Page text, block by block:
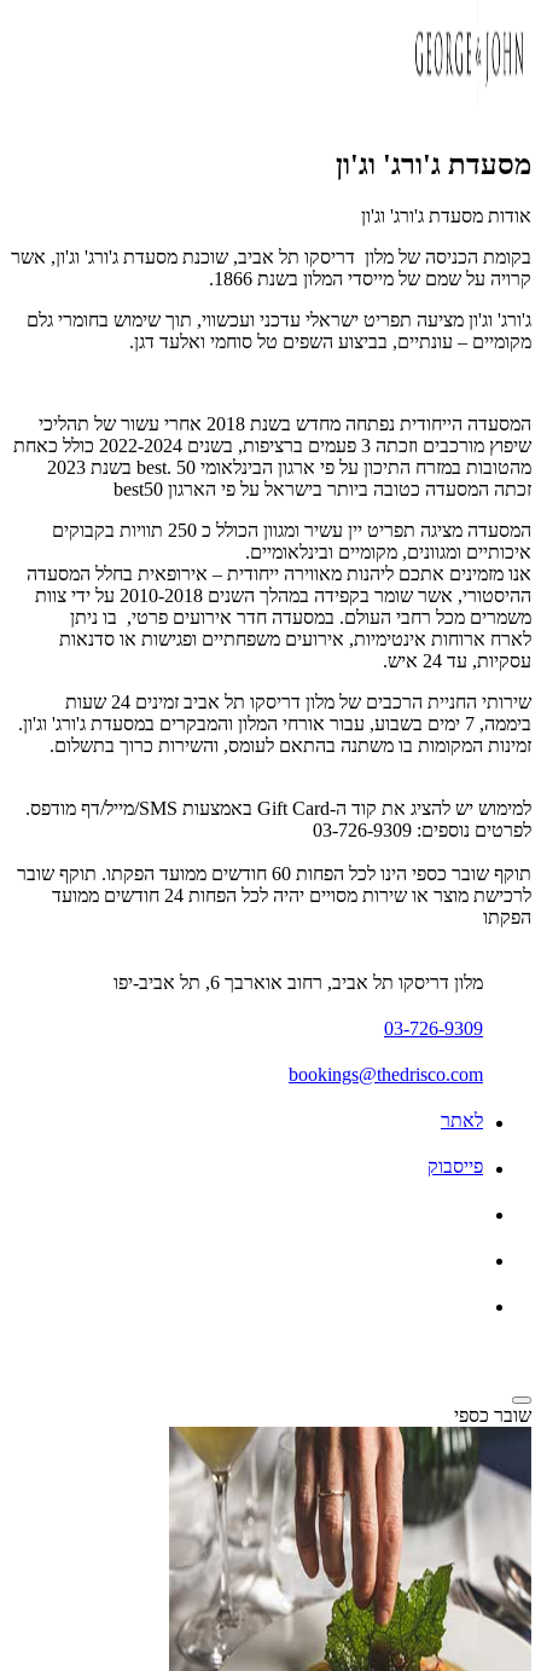
מסעדת ג'ורג' וג'ון
אודות מסעדת ג'ורג' וג'ון
בקומת הכניסה של מלון דריסקו תל אביב, שוכנת מסעדת ג'ורג' וג'ון, אשר
קרויה על שמם של מייסדי המלון בשנת 1866.
ג'ורג' וג'ון מציעה תפריט ישראלי עדכני ועכשווי, תוך שימוש בחומרי גלם
מקומיים – עונתיים, בביצוע השפים טל סוחמי ואלעד דגן.
המסעדה הייחודית נפתחה מחדש בשנת 2018 אחרי עשור של תהליכי
שיפוץ מורכבים וזכתה 3 פעמים ברציפות, בשנים 2022-2024 כולל כאחת
מהטובות במזרח התיכון על פי ארגון הבינלאומי 50
best.
בשנת 2023
זכתה המסעדה כטובה ביותר בישראל על פי הארגון 50
best
המסעדה מציגה תפריט יין עשיר ומגוון הכולל כ 250 תוויות בקבוקים
איכותיים ומגוונים, מקומיים ובינלאומיים.
אנו מזמינים אתכם ליהנות מאווירה ייחודית – אירופאית בחלל המסעדה
ההיסטורי, אשר שומר בקפידה במהלך השנים 2010-2018 על ידי צוות
משמרים מכל רחבי העולם. במסעדה חדר אירועים פרטי, בו ניתן
לארח ארוחות אינטימיות, אירועים משפחתיים ופגישות או סדנאות
עסקיות, עד 24 איש.
שירותי החניית הרכבים של מלון דריסקו תל אביב זמינים 24 שעות
ביממה, 7 ימים בשבוע, עבור אורחי המלון והמבקרים במסעדת ג'ורג' וג'ון.
זמינות המקומות בו משתנה בהתאם לעומס, והשירות כרוך בתשלום.
למימוש יש להציג את קוד ה-Gift Card באמצעות SMS/מייל/דף מודפס.
לפרטים נוספים: 03-726-9309
תוקף שובר כספי הינו לכל הפחות 60 חודשים ממועד הפקתו. תוקף שובר
לרכישת מוצר או שירות מסויים יהיה לכל הפחות 24 חודשים ממועד
הפקתו
מלון דריסקו תל אביב, רחוב אוארבך 6, תל אביב-יפו
03-726-9309
bookings@thedrisco.com
לאתר
פייסבוק
שובר כספי